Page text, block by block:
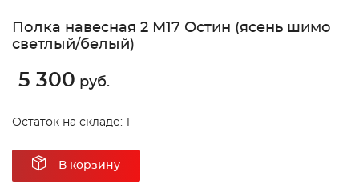
Полка навесная 2 М17 Остин (ясень шимо
светлый/белый)
5 300 руб.
Остаток на складе: 1
В корзину